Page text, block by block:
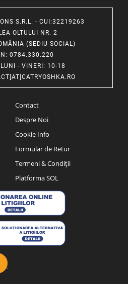
S.R.L. - CUI:32219263
OLTULUI NR. 2
(SEDIU SOCIAL)
: 0784.330.220
- VINERI: 10-18
Contact
Despre Noi
Cookie Info
Formular de Retur
Termeni & Condiții
Platforma SOL